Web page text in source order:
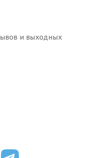
и выходных